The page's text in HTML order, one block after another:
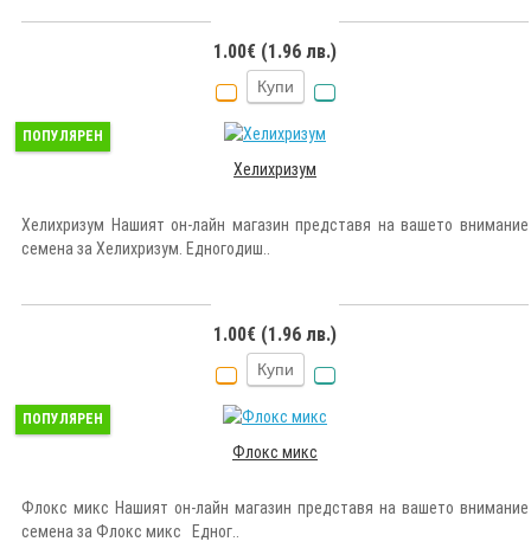
1.00€ (1.96 лв.)
Купи
ПОПУЛЯРЕН
Хелихризум
Хелихризум Нашият он-лайн магазин представя на вашето внимание
семена за Хелихризум. Едногодиш..
1.00€ (1.96 лв.)
Купи
ПОПУЛЯРЕН
Флокс микс
Флокс микс Нашият он-лайн магазин представя на вашето внимание
семена за Флокс микс Едног..